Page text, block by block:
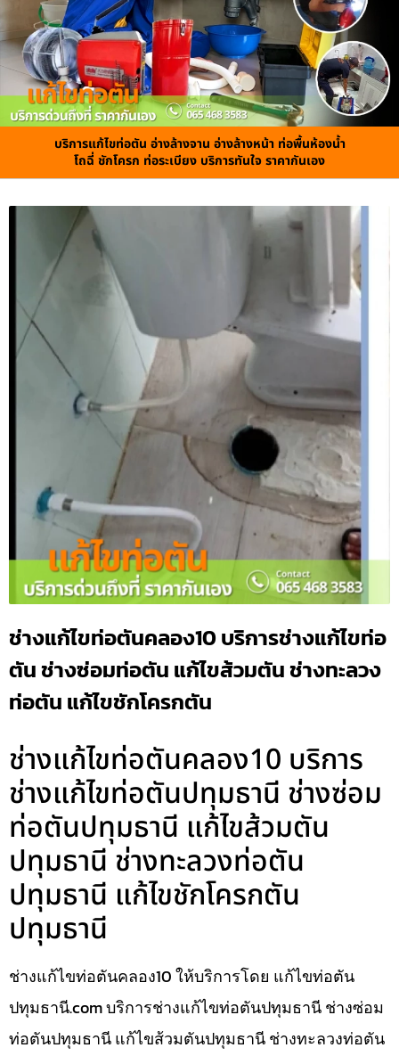
บริการแก้ไขท่อตัน อ่างล้างจาน อ่างล้างหน้า ท่อพื้นห้องน้ำ
โถฉี่ ชักโครก ท่อระเบียง บริการทันใจ ราคากันเอง
ช่างแก้ไขท่อตันคลอง10 บริการช่างแก้ไขท่อ
ตัน ช่างซ่อมท่อตัน แก้ไขส้วมตัน ช่างทะลวง
ท่อตัน แก้ไขชักโครกตัน
ช่างแก้ไขท่อตันคลอง10 บริการ
ช่างแก้ไขท่อตันปทุมธานี ช่างซ่อม
ท่อตันปทุมธานี แก้ไขส้วมตัน
ปทุมธานี ช่างทะลวงท่อตัน
ปทุมธานี แก้ไขชักโครกตัน
ปทุมธานี
ช่างแก้ไขท่อตันคลอง10 ให้บริการโดย แก้ไขท่อตัน
ปทุมธานี.com บริการช่างแก้ไขท่อตันปทุมธานี ช่างซ่อม
ท่อตันปทุมธานี แก้ไขส้วมตันปทุมธานี ช่างทะลวงท่อตัน